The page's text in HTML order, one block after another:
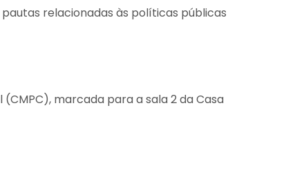
relacionadas às políticas públicas
marcada para a sala 2 da Casa